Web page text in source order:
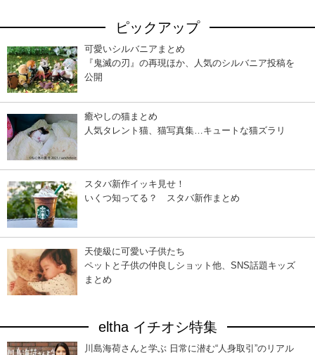
ピックアップ
可愛いシルバニアまとめ
『鬼滅の刃』の再現ほか、人気のシルバニア投稿を
公開
癒やしの猫まとめ
人気タレント猫、猫写真集…キュートな猫ズラリ
スタバ新作イッキ見せ！
いくつ知ってる？ スタバ新作まとめ
天使級に可愛い子供たち
ペットと子供の仲良しショット他、SNS話題キッズ
まとめ
eltha イチオシ特集
川島海荷さんと学ぶ 日常に潜む“人身取引”のリアル